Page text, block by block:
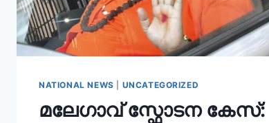
NATIONAL NEWS UNCATEGORIZED
മലേഗാവ് സ്ഫോടന കേസ്: